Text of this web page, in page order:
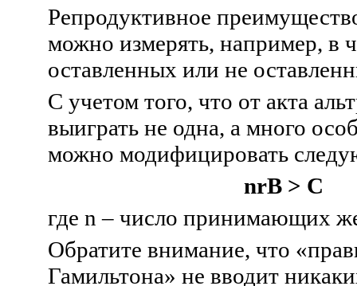
Репродуктивное
можно измерять, например, в
оставленных или не
С учетом того, что от акта
выиграть не одна, а много
можно модифицировать
nrB > C
где n – число принимающих
Обратите внимание, что
Гамильтона» не вводит